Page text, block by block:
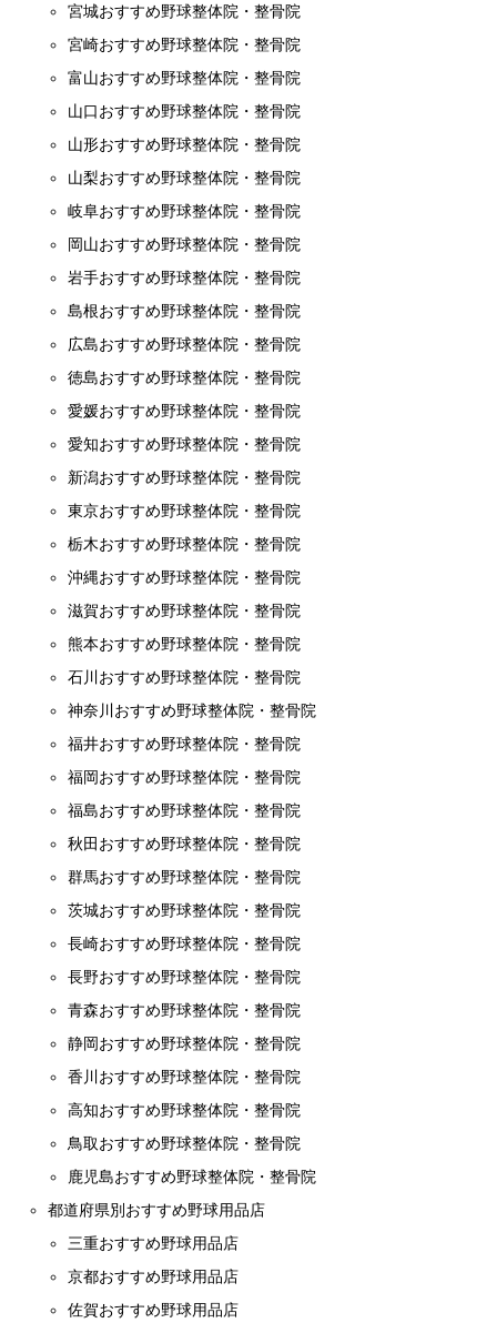
宮城おすすめ野球整体院・整骨院
宮崎おすすめ野球整体院・整骨院
富山おすすめ野球整体院・整骨院
山口おすすめ野球整体院・整骨院
山形おすすめ野球整体院・整骨院
山梨おすすめ野球整体院・整骨院
岐阜おすすめ野球整体院・整骨院
岡山おすすめ野球整体院・整骨院
岩手おすすめ野球整体院・整骨院
島根おすすめ野球整体院・整骨院
広島おすすめ野球整体院・整骨院
徳島おすすめ野球整体院・整骨院
愛媛おすすめ野球整体院・整骨院
愛知おすすめ野球整体院・整骨院
新潟おすすめ野球整体院・整骨院
東京おすすめ野球整体院・整骨院
栃木おすすめ野球整体院・整骨院
沖縄おすすめ野球整体院・整骨院
滋賀おすすめ野球整体院・整骨院
熊本おすすめ野球整体院・整骨院
石川おすすめ野球整体院・整骨院
神奈川おすすめ野球整体院・整骨院
福井おすすめ野球整体院・整骨院
福岡おすすめ野球整体院・整骨院
福島おすすめ野球整体院・整骨院
秋田おすすめ野球整体院・整骨院
群馬おすすめ野球整体院・整骨院
茨城おすすめ野球整体院・整骨院
長崎おすすめ野球整体院・整骨院
長野おすすめ野球整体院・整骨院
青森おすすめ野球整体院・整骨院
静岡おすすめ野球整体院・整骨院
香川おすすめ野球整体院・整骨院
高知おすすめ野球整体院・整骨院
鳥取おすすめ野球整体院・整骨院
鹿児島おすすめ野球整体院・整骨院
都道府県別おすすめ野球用品店
三重おすすめ野球用品店
京都おすすめ野球用品店
佐賀おすすめ野球用品店